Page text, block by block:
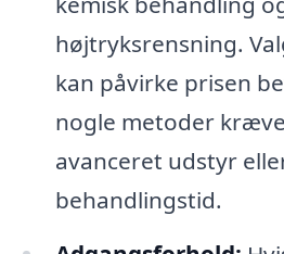
højtryksrensning.
kan påvirke prisen
nogle metoder
avanceret udstyr
behandlingstid.